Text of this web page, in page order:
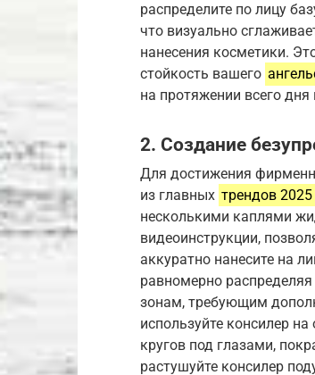
распределите по лицу
что визуально
нанесения косметики.
стойкость вашего
на протяжении всего дня
2. Создание
Для достижения
из главных трендов 2025
несколькими каплями
видеоинструкции,
аккуратно нанесите на
равномерно
зонам, требующим
используйте консилер
кругов под глазами,
растушуйте консилер